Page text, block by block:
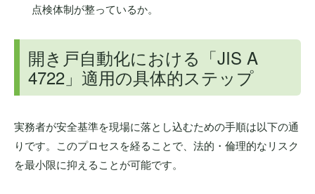
点検体制が整っているか。
開き戸自動化における「JIS A
4722」適用の具体的ステップ
実務者が安全基準を現場に落とし込むための手順は以下の通
りです。このプロセスを経ることで、法的・倫理的なリスク
を最小限に抑えることが可能です。